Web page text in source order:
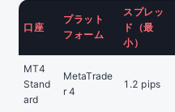
口座
プラット
フォーム
スプレッ
ド（最
小）
MT4
Stand
ard
MetaTrade
r 4
1.2 pips